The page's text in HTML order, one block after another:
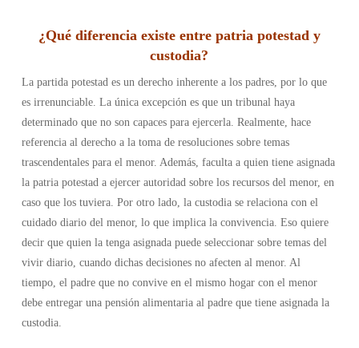
¿Qué diferencia existe entre patria potestad y
custodia?
La partida potestad es un derecho inherente a los padres, por lo que
es irrenunciable. La única excepción es que un tribunal haya
determinado que no son capaces para ejercerla. Realmente, hace
referencia al derecho a la toma de resoluciones sobre temas
trascendentales para el menor. Además, faculta a quien tiene asignada
la patria potestad a ejercer autoridad sobre los recursos del menor, en
caso que los tuviera. Por otro lado, la custodia se relaciona con el
cuidado diario del menor, lo que implica la convivencia. Eso quiere
decir que quien la tenga asignada puede seleccionar sobre temas del
vivir diario, cuando dichas decisiones no afecten al menor. Al
tiempo, el padre que no convive en el mismo hogar con el menor
debe entregar una pensión alimentaria al padre que tiene asignada la
custodia.